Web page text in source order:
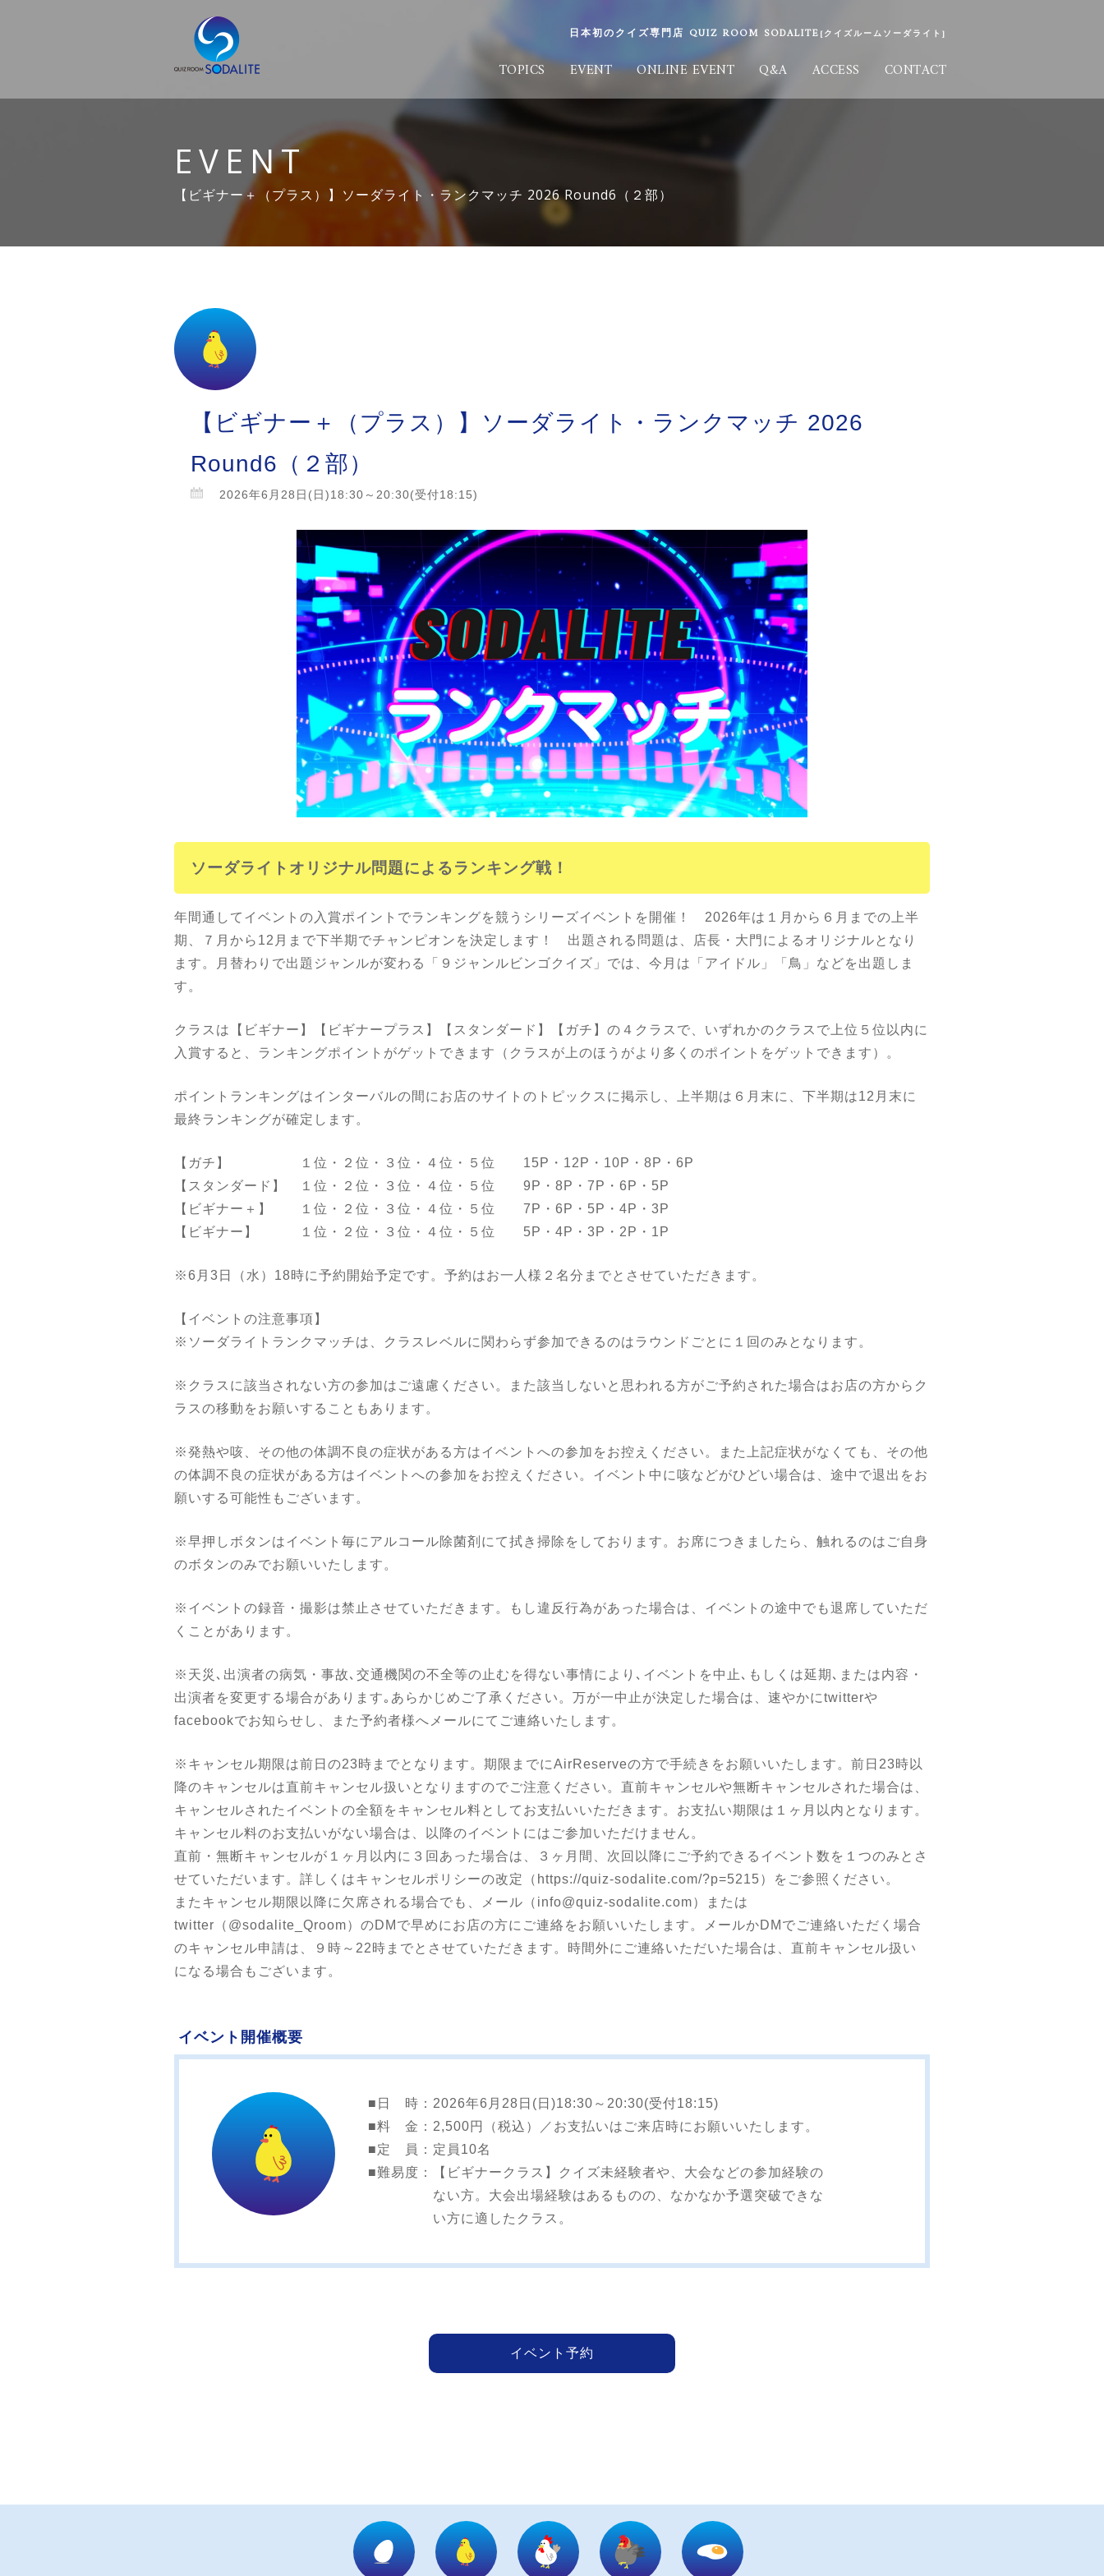
日本初のクイズ専門店 QUIZ ROOM SODALITE[クイズルームソーダライト]
TOPICS EVENT ONLINE EVENT Q&A ACCESS CONTACT
EVENT
【ビギナー＋（プラス）】ソーダライト・ランクマッチ 2026 Round6（２部）
【ビギナー＋（プラス）】ソーダライト・ランクマッチ 2026
Round6（２部）
2026年6月28日(日)18:30～20:30(受付18:15)
ソーダライトオリジナル問題によるランキング戦！
年間通してイベントの入賞ポイントでランキングを競うシリーズイベントを開催！ 2026年は１月から６月までの上半
期、７月から12月まで下半期でチャンピオンを決定します！ 出題される問題は、店長・大門によるオリジナルとなり
ます。月替わりで出題ジャンルが変わる「９ジャンルビンゴクイズ」では、今月は「アイドル」「鳥」などを出題しま
す。
クラスは【ビギナー】【ビギナープラス】【スタンダード】【ガチ】の４クラスで、いずれかのクラスで上位５位以内に
入賞すると、ランキングポイントがゲットできます（クラスが上のほうがより多くのポイントをゲットできます）。
ポイントランキングはインターバルの間にお店のサイトのトピックスに掲示し、上半期は６月末に、下半期は12月末に
最終ランキングが確定します。
【ガチ】 １位・２位・３位・４位・５位 15P・12P・10P・8P・6P
【スタンダード】 １位・２位・３位・４位・５位 9P・8P・7P・6P・5P
【ビギナー＋】 １位・２位・３位・４位・５位 7P・6P・5P・4P・3P
【ビギナー】 １位・２位・３位・４位・５位 5P・4P・3P・2P・1P
※6月3日（水）18時に予約開始予定です。予約はお一人様２名分までとさせていただきます。
【イベントの注意事項】
※ソーダライトランクマッチは、クラスレベルに関わらず参加できるのはラウンドごとに１回のみとなります。
※クラスに該当されない方の参加はご遠慮ください。また該当しないと思われる方がご予約された場合はお店の方からク
ラスの移動をお願いすることもあります。
※発熱や咳、その他の体調不良の症状がある方はイベントへの参加をお控えください。また上記症状がなくても、その他
の体調不良の症状がある方はイベントへの参加をお控えください。イベント中に咳などがひどい場合は、途中で退出をお
願いする可能性もございます。
※早押しボタンはイベント毎にアルコール除菌剤にて拭き掃除をしております。お席につきましたら、触れるのはご自身
のボタンのみでお願いいたします。
※イベントの録音・撮影は禁止させていただきます。もし違反行為があった場合は、イベントの途中でも退席していただ
くことがあります。
※天災､出演者の病気・事故､交通機関の不全等の止むを得ない事情により､イベントを中止､もしくは延期､または内容・
出演者を変更する場合があります｡あらかじめご了承ください。万が一中止が決定した場合は、速やかにtwitterや
facebookでお知らせし、また予約者様へメールにてご連絡いたします。
※キャンセル期限は前日の23時までとなります。期限までにAirReserveの方で手続きをお願いいたします。前日23時以
降のキャンセルは直前キャンセル扱いとなりますのでご注意ください。直前キャンセルや無断キャンセルされた場合は、
キャンセルされたイベントの全額をキャンセル料としてお支払いいただきます。お支払い期限は１ヶ月以内となります。
キャンセル料のお支払いがない場合は、以降のイベントにはご参加いただけません。
直前・無断キャンセルが１ヶ月以内に３回あった場合は、３ヶ月間、次回以降にご予約できるイベント数を１つのみとさ
せていただいます。詳しくはキャンセルポリシーの改定（https://quiz-sodalite.com/?p=5215）をご参照ください。
またキャンセル期限以降に欠席される場合でも、メール（info@quiz-sodalite.com）または
twitter（@sodalite_Qroom）のDMで早めにお店の方にご連絡をお願いいたします。メールかDMでご連絡いただく場合
のキャンセル申請は、９時～22時までとさせていただきます。時間外にご連絡いただいた場合は、直前キャンセル扱い
になる場合もございます。
イベント開催概要
■日 時： 2026年6月28日(日)18:30～20:30(受付18:15)
■料 金： 2,500円（税込）／お支払いはご来店時にお願いいたします。
■定 員： 定員10名
■難易度：
【ビギナークラス】クイズ未経験者や、大会などの参加経験の
ない方。大会出場経験はあるものの、なかなか予選突破できな
い方に適したクラス。
イベント予約